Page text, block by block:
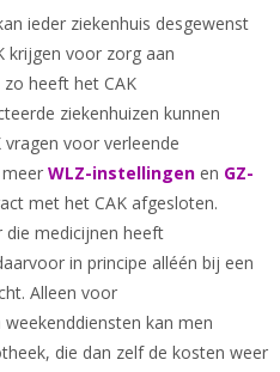
ieder ziekenhuis desgewenst
krijgen voor zorg aan
heeft het CAK
ziekenhuizen kunnen
vragen voor verleende
WLZ-instellingen en GZ-
met het CAK afgesloten.
die medicijnen heeft
in principe alléén bij een
Alleen voor
kan men
die dan zelf de kosten weer